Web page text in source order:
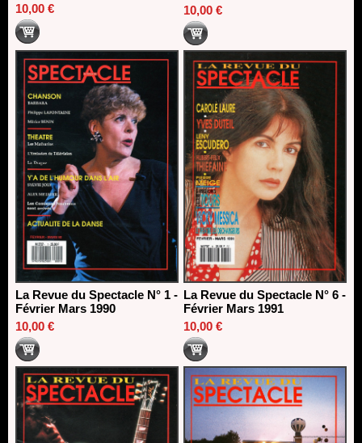
10,00 €
10,00 €
La Revue du Spectacle N° 1 -
Février Mars 1990
10,00 €
La Revue du Spectacle N° 6 -
Février Mars 1991
10,00 €